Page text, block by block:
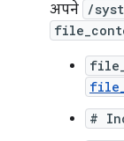
अपने /
#